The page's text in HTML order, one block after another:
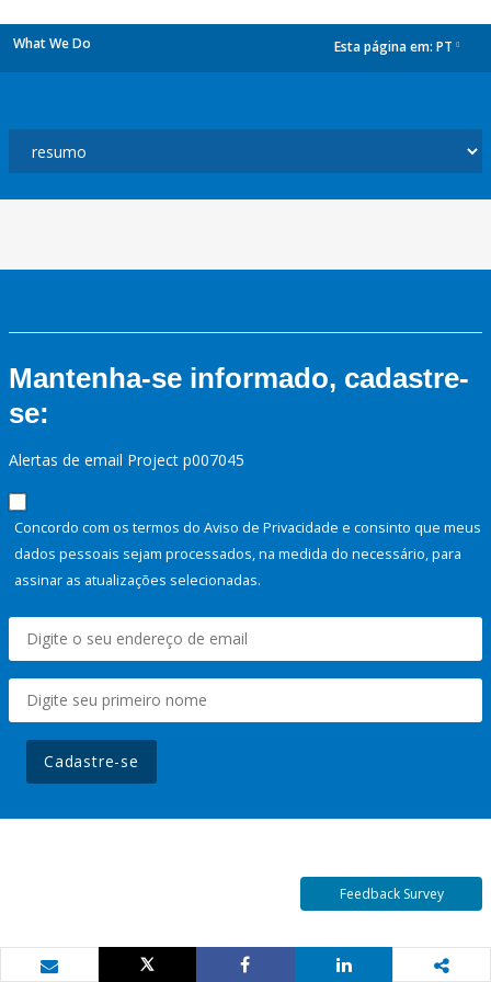
What We Do Esta página em: PT
Mantenha-se informado, cadastre-
se:
Alertas de email Project p007045
Concordo com os termos do Aviso de Privacidade e consinto que meus
dados pessoais sejam processados, na medida do necessário, para
assinar as atualizações selecionadas.
Cadastre-se
Feedback Survey